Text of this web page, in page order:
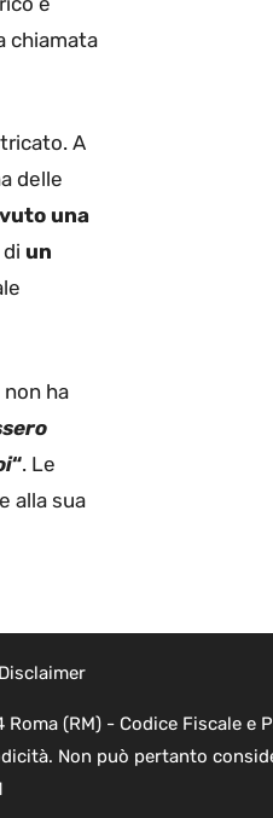
chiamata
A
delle
una
un
ha
“. Le
alla sua
Disclaimer
(RM) - Codice Fiscale e
Non può pertanto